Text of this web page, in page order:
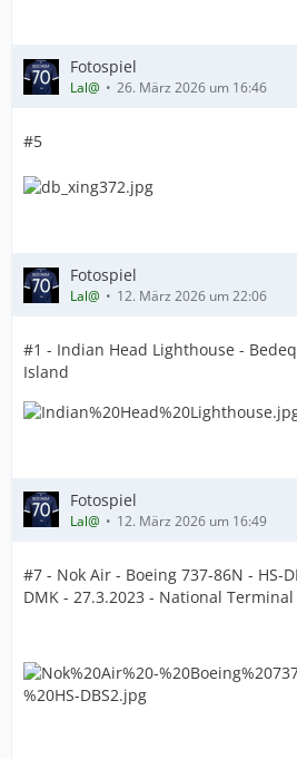
Fotospiel
Lal@ 26. März 2026 um 16:46
#5
Fotospiel
Lal@ 12. März 2026 um 22:06
#1 - Indian Head Lighthouse -
Island
Fotospiel
Lal@ 12. März 2026 um 16:49
#7 - Nok Air - Boeing 737-86N - HS-
DMK - 27.3.2023 - National